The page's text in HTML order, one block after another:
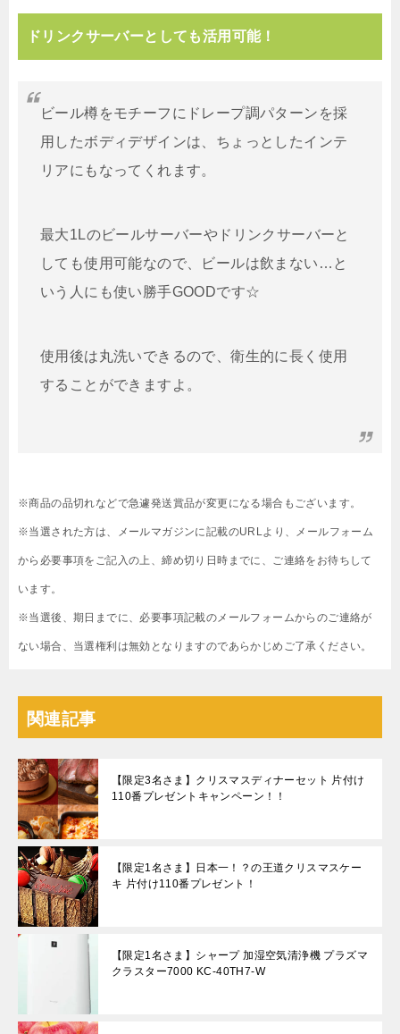
ドリンクサーバーとしても活用可能！
ビール樽をモチーフにドレープ調パターンを採
用したボディデザインは、ちょっとしたインテ
リアにもなってくれます。
最大1Lのビールサーバーやドリンクサーバーと
しても使用可能なので、ビールは飲まない…と
いう人にも使い勝手GOODです☆
使用後は丸洗いできるので、衛生的に長く使用
することができますよ。
※商品の品切れなどで急遽発送賞品が変更になる場合もございます。
※当選された方は、メールマガジンに記載のURLより、メールフォーム
から必要事項をご記入の上、締め切り日時までに、ご連絡をお待ちして
います。
※当選後、期日までに、必要事項記載のメールフォームからのご連絡が
ない場合、当選権利は無効となりますのであらかじめご了承ください。
関連記事
【限定3名さま】クリスマスディナーセット 片付け
110番プレゼントキャンペーン！！
【限定1名さま】日本一！？の王道クリスマスケー
キ 片付け110番プレゼント！
【限定1名さま】シャープ 加湿空気清浄機 プラズマ
クラスター7000 KC-40TH7-W